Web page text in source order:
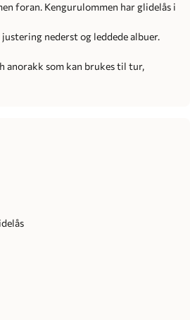
foran. Kengurulommen har glidelås i
nederst og leddede albuer.
anorakk som kan brukes til tur,